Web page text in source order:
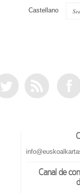
Castellano
Canal de